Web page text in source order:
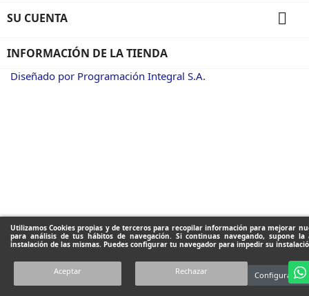
Utilizamos Cookies propias y de terceros para recopilar información para mejorar
para análisis de tus hábitos de navegación. Si continuas navegando, supone la
instalación de las mismas. Puedes configurar tu navegador para impedir su
Aceptar Rechazar Configuración
SU CUENTA 
INFORMACIÓN DE LA TIENDA
Diseñado por Programación Integral S.A.